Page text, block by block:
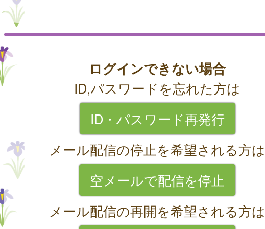
ログインできない場合
ID,パスワードを忘れた方は
ID・パスワード再発行
メール配信の停止を希望される方は
空メールで配信を停止
メール配信の再開を希望される方は